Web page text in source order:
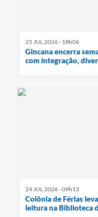
25 JUL 2026 - 18h06
Gincana encerra
com integração,
24 JUL 2026 - 09h13
Colônia de Férias
leitura na Biblioteca